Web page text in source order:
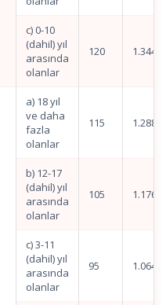
c) 0-10
(dahil) yıl
arasında
olanlar
120
a) 18 yıl
ve daha
fazla
olanlar
115
b) 12-17
(dahil) yıl
arasında
olanlar
105
c) 3-11
(dahil) yıl
arasında
olanlar
95